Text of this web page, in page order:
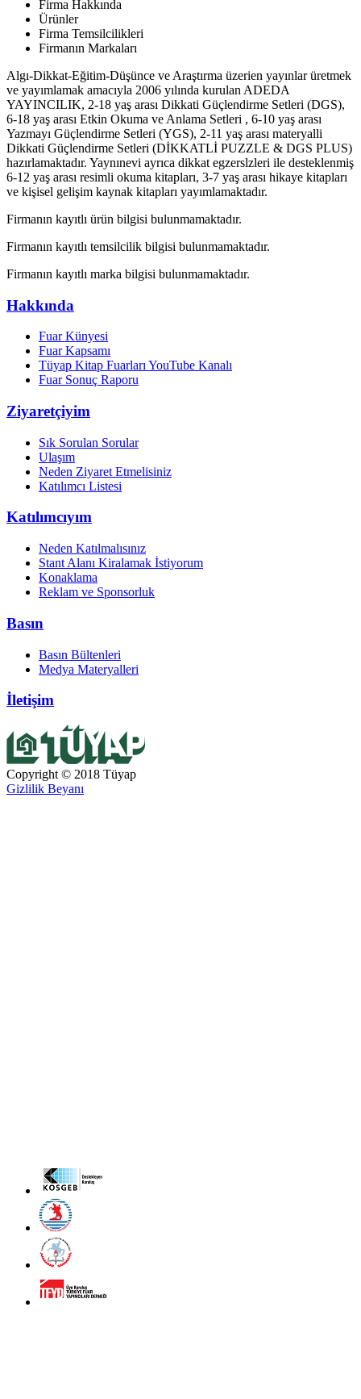
Firma Hakkında
Ürünler
Firma Temsilcilikleri
Firmanın Markaları
Algı-Dikkat-Eğitim-Düşünce ve Araştırma üzerien yayınlar üretmek
ve yayımlamak amacıyla 2006 yılında kurulan ADEDA
YAYINCILIK, 2-18 yaş arası Dikkati Güçlendirme Setleri (DGS),
6-18 yaş arası Etkin Okuma ve Anlama Setleri , 6-10 yaş arası
Yazmayı Güçlendirme Setleri (YGS), 2-11 yaş arası materyalli
Dikkati Güçlendirme Setleri (DİKKATLİ PUZZLE & DGS PLUS)
hazırlamaktadır. Yaynınevi ayrıca dikkat egzerslzleri ile desteklenmiş
6-12 yaş arası resimli okuma kitapları, 3-7 yaş arası hikaye kitapları
ve kişisel gelişim kaynak kitapları yayımlamaktadır.
Firmanın kayıtlı ürün bilgisi bulunmamaktadır.
Firmanın kayıtlı temsilcilik bilgisi bulunmamaktadır.
Firmanın kayıtlı marka bilgisi bulunmamaktadır.
Hakkında
Fuar Künyesi
Fuar Kapsamı
Tüyap Kitap Fuarları YouTube Kanalı
Fuar Sonuç Raporu
Ziyaretçiyim
Sık Sorulan Sorular
Ulaşım
Neden Ziyaret Etmelisiniz
Katılımcı Listesi
Katılımcıyım
Neden Katılmalısınız
Stant Alanı Kiralamak İstiyorum
Konaklama
Reklam ve Sponsorluk
Basın
Basın Bültenleri
Medya Materyalleri
İletişim
Copyright © 2018 Tüyap
Gizlilik Beyanı